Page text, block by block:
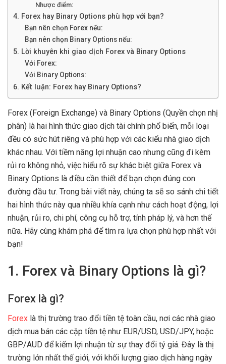
Nhược điểm:
4. Forex hay Binary Options phù hợp với bạn?
Bạn nên chọn Forex nếu:
Bạn nên chọn Binary Options nếu:
5. Lời khuyên khi giao dịch Forex và Binary Options
Với Forex:
Với Binary Options:
6. Kết luận: Forex hay Binary Options?
Forex (Foreign Exchange) và Binary Options (Quyền chọn nhị
phân) là hai hình thức giao dịch tài chính phổ biến, mỗi loại
đều có sức hút riêng và phù hợp với các kiểu nhà giao dịch
khác nhau. Với tiềm năng lợi nhuận cao nhưng cũng đi kèm
rủi ro không nhỏ, việc hiểu rõ sự khác biệt giữa Forex và
Binary Options là điều cần thiết để bạn chọn đúng con
đường đầu tư. Trong bài viết này, chúng ta sẽ so sánh chi tiết
hai hình thức này qua nhiều khía cạnh như cách hoạt động, lợi
nhuận, rủi ro, chi phí, công cụ hỗ trợ, tính pháp lý, và hơn thế
nữa. Hãy cùng khám phá để tìm ra lựa chọn phù hợp nhất với
bạn!
1. Forex và Binary Options là gì?
Forex là gì?
Forex là thị trường trao đổi tiền tệ toàn cầu, nơi các nhà giao
dịch mua bán các cặp tiền tệ như EUR/USD, USD/JPY, hoặc
GBP/AUD để kiếm lợi nhuận từ sự thay đổi tỷ giá. Đây là thị
trường lớn nhất thế giới, với khối lượng giao dịch hàng ngày